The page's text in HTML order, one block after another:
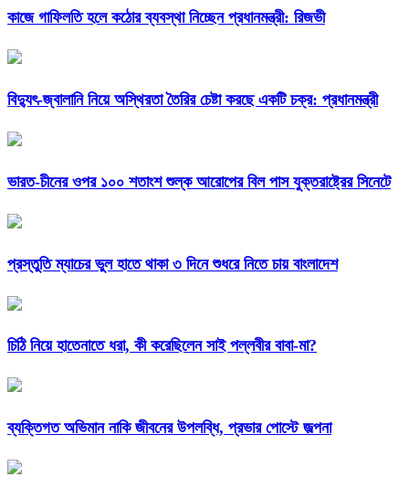
কাজে গাফিলতি হলে কঠোর ব্যবস্থা নিচ্ছেন প্রধানমন্ত্রী: রিজভী
বিদ্যুৎ-জ্বালানি নিয়ে অস্থিরতা তৈরির চেষ্টা করছে একটি চক্র: প্রধানমন্ত্রী
ভারত-চীনের ওপর ১০০ শতাংশ শুল্ক আরোপের বিল পাস যুক্তরাষ্ট্রের সিনেটে
প্রস্তুতি ম্যাচের ভুল হাতে থাকা ৩ দিনে শুধরে নিতে চায় বাংলাদেশ
চিঠি নিয়ে হাতেনাতে ধরা, কী করেছিলেন সাই পল্লবীর বাবা-মা?
ব্যক্তিগত অভিমান নাকি জীবনের উপলব্ধি, প্রভার পোস্টে জল্পনা